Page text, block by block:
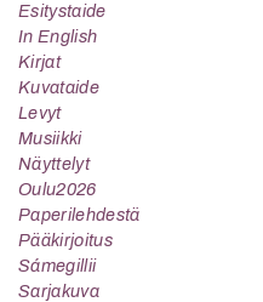
Esitystaide
In English
Kirjat
Kuvataide
Levyt
Musiikki
Näyttelyt
Oulu2026
Paperilehdestä
Pääkirjoitus
Sámegillii
Sarjakuva